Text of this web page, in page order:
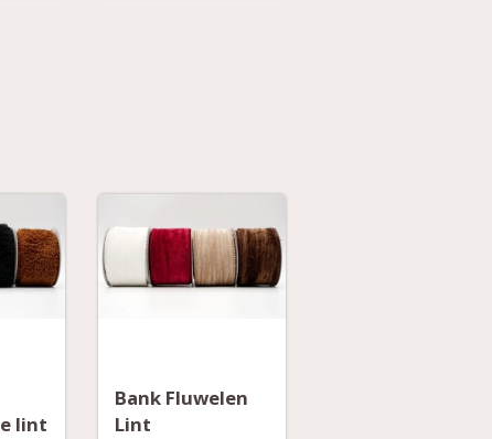
lint
Bank Fluwelen
Lint